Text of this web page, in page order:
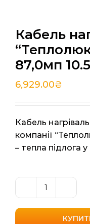
Кабель
87,0мп
6,929.00₴
Кабель
компанії
– тепла підлога
Кабель